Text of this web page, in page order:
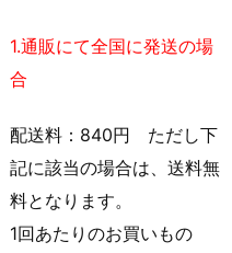
1.通販にて全国に発送の場
合
配送料：840円 ただし下
記に該当の場合は、送料無
料となります。
1回あたりのお買いもの